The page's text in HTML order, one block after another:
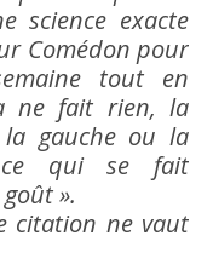
science exacte
Comédon pour
tout en
ne fait rien, la
la gauche ou la
ce qui se fait
goût».
citation ne vaut